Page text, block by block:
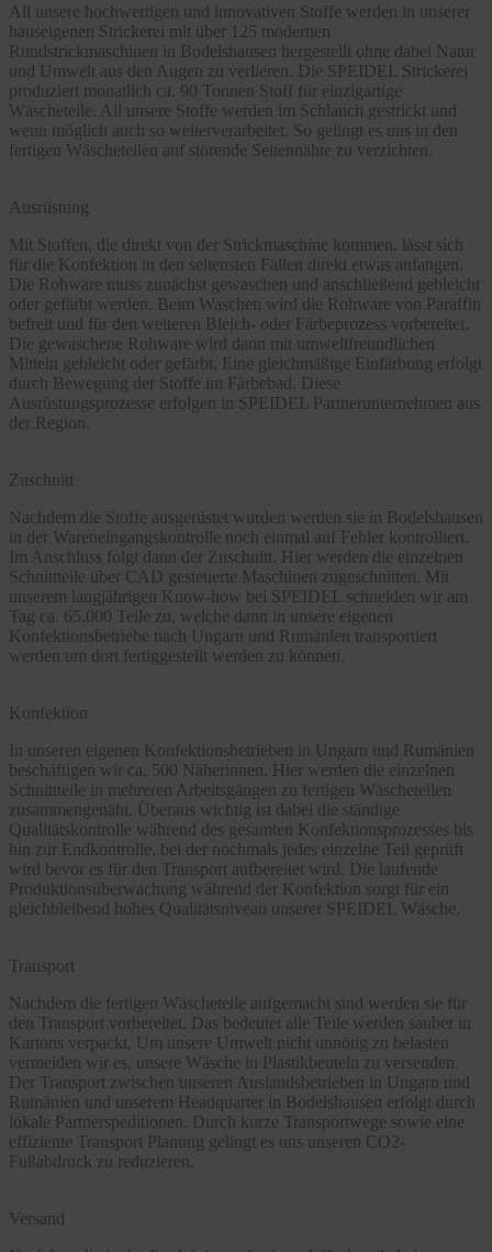
All unsere hochwertigen und innovativen Stoffe werden in unserer
hauseigenen Strickerei mit über 125 modernen
Rundstrickmaschinen in Bodelshausen hergestellt ohne dabei Natur
und Umwelt aus den Augen zu verlieren. Die SPEIDEL Strickerei
produziert monatlich ca. 90 Tonnen Stoff für einzigartige
Wäscheteile. All unsere Stoffe werden im Schlauch gestrickt und
wenn möglich auch so weiterverarbeitet. So gelingt es uns in den
fertigen Wäscheteilen auf störende Seitennähte zu verzichten.
Ausrüstung
Mit Stoffen, die direkt von der Strickmaschine kommen, lässt sich
für die Konfektion in den seltensten Fällen direkt etwas anfangen.
Die Rohware muss zunächst gewaschen und anschließend gebleicht
oder gefärbt werden. Beim Waschen wird die Rohware von Paraffin
befreit und für den weiteren Bleich- oder Färbeprozess vorbereitet.
Die gewaschene Rohware wird dann mit umweltfreundlichen
Mitteln gebleicht oder gefärbt. Eine gleichmäßige Einfärbung erfolgt
durch Bewegung der Stoffe im Färbebad. Diese
Ausrüstungsprozesse erfolgen in SPEIDEL Partnerunternehmen aus
der Region.
Zuschnitt
Nachdem die Stoffe ausgerüstet wurden werden sie in Bodelshausen
in der Wareneingangskontrolle noch einmal auf Fehler kontrolliert.
Im Anschluss folgt dann der Zuschnitt. Hier werden die einzelnen
Schnittteile über CAD gesteuerte Maschinen zugeschnitten. Mit
unserem langjährigen Know-how bei SPEIDEL schneiden wir am
Tag ca. 65.000 Teile zu, welche dann in unsere eigenen
Konfektionsbetriebe nach Ungarn und Rumänien transportiert
werden um dort fertiggestellt werden zu können.
Konfektion
In unseren eigenen Konfektionsbetrieben in Ungarn und Rumänien
beschäftigen wir ca. 500 Näherinnen. Hier werden die einzelnen
Schnittteile in mehreren Arbeitsgängen zu fertigen Wäscheteilen
zusammengenäht. Überaus wichtig ist dabei die ständige
Qualitätskontrolle während des gesamten Konfektionsprozesses bis
hin zur Endkontrolle, bei der nochmals jedes einzelne Teil geprüft
wird bevor es für den Transport aufbereitet wird. Die laufende
Produktionsüberwachung während der Konfektion sorgt für ein
gleichbleibend hohes Qualitätsniveau unserer SPEIDEL Wäsche.
Transport
Nachdem die fertigen Wäscheteile aufgemacht sind werden sie für
den Transport vorbereitet. Das bedeutet alle Teile werden sauber in
Kartons verpackt. Um unsere Umwelt nicht unnötig zu belasten
vermeiden wir es, unsere Wäsche in Plastikbeuteln zu versenden.
Der Transport zwischen unseren Auslandsbetrieben in Ungarn und
Rumänien und unserem Headquarter in Bodelshausen erfolgt durch
lokale Partnerspeditionen. Durch kurze Transportwege sowie eine
effiziente Transport Planung gelingt es uns unseren CO2-
Fußabdruck zu reduzieren.
Versand